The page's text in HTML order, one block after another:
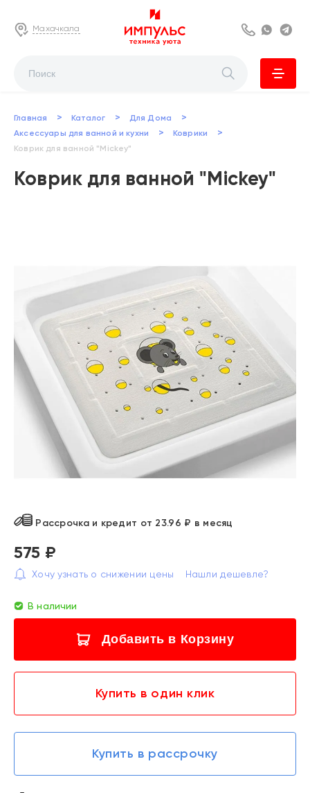
Махачкала 8 800 222 63
Главная > Каталог > Для Дома >
Аксессуары для ванной и кухни > Коврики >
Коврик для ванной "Mickey"
Коврик для ванной "Mickey"
Рассрочка и кредит от 23.96 ₽ в месяц
575 ₽
Хочу узнать о снижении цены Нашли дешевле?
В наличии
Добавить в Корзину
Купить в один клик
Купить в рассрочку